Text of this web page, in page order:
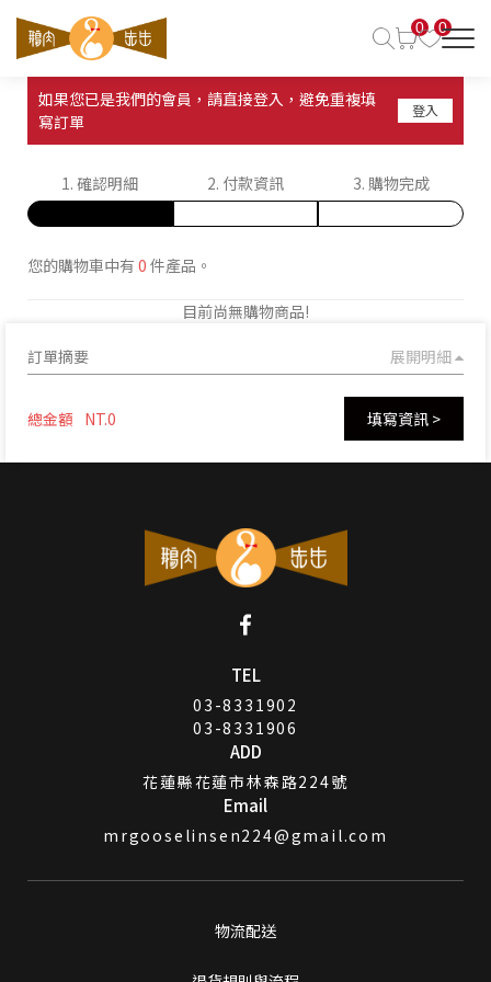
0 0
1. 確認明細 2. 付款資訊 3. 購物完成
如果您已是我們的會員，請直接登入，避免重複填
寫訂單
登入
您的購物車中有 0 件產品。
目前尚無購物商品!
訂單摘要 展開明細
總金額 NT.0 填寫資訊 >
TEL
03-8331902
03-8331906
ADD
花蓮縣花蓮市林森路224號
Email
mrgooselinsen224@gmail.com
物流配送